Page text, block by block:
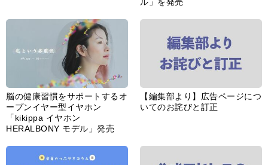
ル」を発売
脳の健康習慣をサポートするオ
ープンイヤー型イヤホン
「kikippa イヤホン
HERALBONY モデル」発売
【編集部より】広告ページにつ
いてのお詫びと訂正